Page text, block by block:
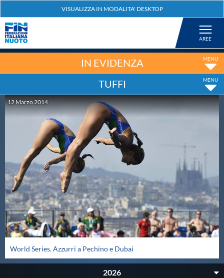
Nuoto
Tuffi
Artistico
Fondo
Salvamento
IN EVIDENZA
TUFFI
12Marzo2014
World Series. Azzurri a Pechino e Dubai
2026